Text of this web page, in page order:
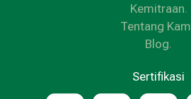
Kemitraan.
Tentang
Blog.
Sertifikasi